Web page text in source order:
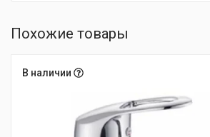
Похожие товары
В наличии